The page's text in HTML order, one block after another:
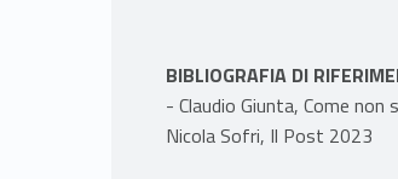
BIBLIOGRAFIA DI
- Claudio Giunta, Come
Nicola Sofri, Il Post 2023